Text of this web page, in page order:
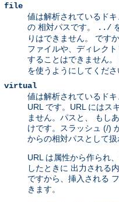
file
値は解析されているド
の 相対パスです。
../
りはできません。 です
ファイルや、ディレク
することはできません。
を使うようにしてくださ
virtual
値は解析されているド
URL です。URL にはス
ません。パスと、 もし
けです。スラッシュ (/)
からの相対パスとして扱
URL は属性から作られ
したときに 出力される
ですから、挿入される
きます。